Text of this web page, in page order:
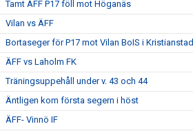
Tamt ÄFF P17 föll mot Höganäs
Vilan vs ÄFF
Bortaseger för P17 mot Vilan BoIS i Kristianstad
ÄFF vs Laholm FK
Träningsuppehåll under v. 43 och 44
Äntligen kom första segern i höst
ÄFF- Vinnö IF